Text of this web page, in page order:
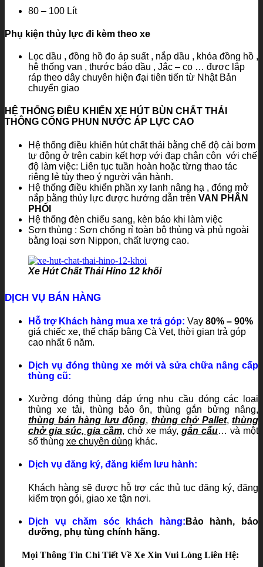
80 – 100 Lít
Phụ kiện thủy lực đi kèm theo xe
Lọc dầu , đồng hồ đo áp suất , nắp dầu , khóa đồng hồ ,
hệ thống van , thước báo dầu , Jắc – co … được lắp
ráp theo dây chuyên hiện đại tiên tiến từ Nhật Bản
chuyển giao
HỆ THỐNG ĐIỀU KHIỂN XE HÚT BÙN CHẤT THẢI
THÔNG CỐNG PHUN NƯỚC ÁP LỰC CAO
Hệ thống điều khiển hút chất thải bằng chế độ cài bơm
tự động ở trên cabin kết hợp với đạp chân côn với chế
độ làm việc: Liên tục tuần hoàn hoặc từng thao tác
riêng lẻ tùy theo ý người vận hành.
Hệ thống điều khiển phần xy lanh nâng hạ , đóng mở
nắp bằng thủy lực được hướng dẫn trên VAN PHÂN
PHỐI
Hệ thống đèn chiếu sang, kèn báo khi làm việc
Sơn thùng : Sơn chống rỉ toàn bộ thùng và phủ ngoài
bằng loại sơn Nippon, chất lượng cao.
Xe Hút Chất Thải Hino 12 khối
DỊCH VỤ BÁN HÀNG
Hỗ trợ Khách hàng mua xe trả góp: Vay 80% – 90%
giá chiếc xe, thế chấp bằng Cà Vẹt, thời gian trả góp
cao nhất 6 năm.
Dịch vụ đóng thùng xe mới và sửa chữa nâng cấp
thùng cũ:
Xưởng đóng thùng đáp ứng nhu cầu đóng các loại
thùng xe tải, thùng bảo ôn, thùng gắn bửng nâng,
thùng bán hàng lưu động, thùng chở Pallet, thùng
chở gia súc, gia cầm, chở xe máy,gắn cẩu… và một
số thùng xe chuyên dùng khác.
Dịch vụ đăng ký, đăng kiểm lưu hành:
Khách hàng sẽ được hỗ trợ các thủ tục đăng ký, đăng
kiểm trọn gói, giao xe tận nơi.
Dịch vụ chăm sóc khách hàng: Bảo hành, bảo
dưỡng, phụ tùng chính hãng.
Mọi Thông Tin Chi Tiết Về Xe Xin Vui Lòng Liên Hệ: